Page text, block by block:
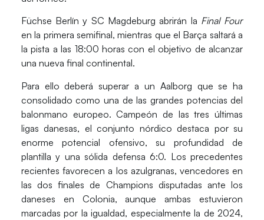
Füchse Berlín y SC Magdeburg abrirán la Final Four
en la primera semifinal, mientras que el Barça saltará a
la pista a las 18:00 horas con el objetivo de alcanzar
una nueva final continental.
Para ello deberá superar a un Aalborg que se ha
consolidado como una de las grandes potencias del
balonmano europeo. Campeón de las tres últimas
ligas danesas, el conjunto nórdico destaca por su
enorme potencial ofensivo, su profundidad de
plantilla y una sólida defensa 6:0. Los precedentes
recientes favorecen a los azulgranas, vencedores en
las dos finales de Champions disputadas ante los
daneses en Colonia, aunque ambas estuvieron
marcadas por la igualdad, especialmente la de 2024,